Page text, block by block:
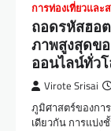
การท่องเที่ยวและ
ถอดรหัสฮอ
ภาพสูงสุดข
ออนไลน์ทั่ว
Virote Srisai
ภูมิศาสตร์ของกา
เดียวกัน การแบ่